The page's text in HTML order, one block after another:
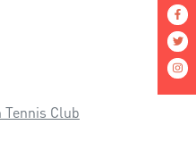
Tennis Club